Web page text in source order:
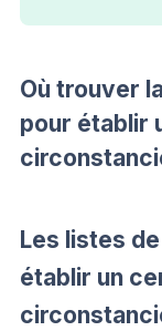
Où trouver
pour établir
Les listes
établir un